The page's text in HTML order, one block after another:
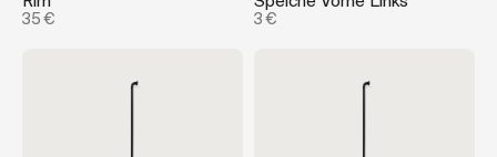
35 € 3 €